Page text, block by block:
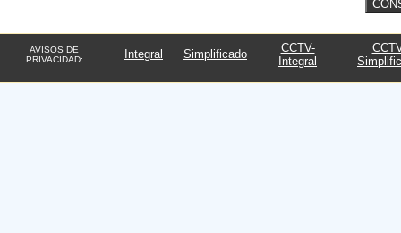
AVISOS DE
PRIVACIDAD:
Integral Simplificado
CCTV-
Integral